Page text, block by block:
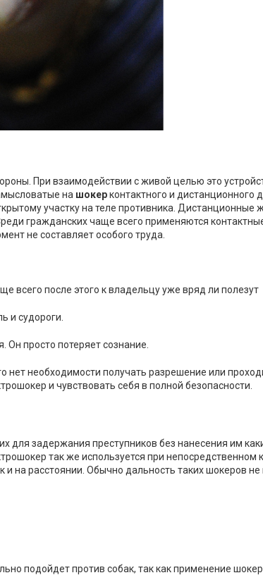
При взаимодействии с живой целью это
на шокерконтактного и дистанционного
участку на теле противника. Дистанционные
гражданских чаще всего применяются
не составляет особого труда.
всего после этого к владельцу уже вряд ли полезут
и судороги.
Он просто потеряет сознание.
нет необходимости получать разрешение или
и чувствовать себя в полной безопасности.
для задержания преступников без нанесения им
так же используется при непосредственном
на расстоянии. Обычно дальность таких шокеров
подойдет против собак, так как применение